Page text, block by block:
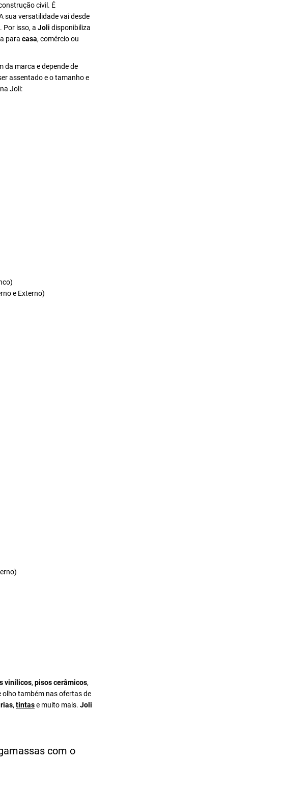
civil. É
sua versatilidade vai desde
. Por isso, a Joli disponibiliza
para casa, comércio ou
da marca e depende de
assentado e o tamanho e
Joli:
e Externo)
vinílicos, pisos cerâmicos,
olho também nas ofertas de
, tintase muito mais. Joli
com o